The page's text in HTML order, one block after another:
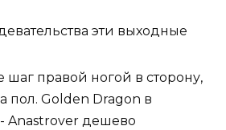
эти выходные
шаг правой ногой в сторону,
пол. Golden Dragon в
- Anastrover дешево